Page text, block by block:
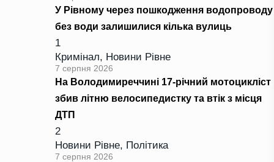
У Рівному через пошкодження водопроводу
без води залишилися кілька вулиць
1
Кримінал, Новини Рівне
7 серпня 2026
На Володимиреччині 17-річний мотоцикліст
збив літню велосипедистку та втік з місця
ДТП
2
Новини Рівне, Політика
7 серпня 2026